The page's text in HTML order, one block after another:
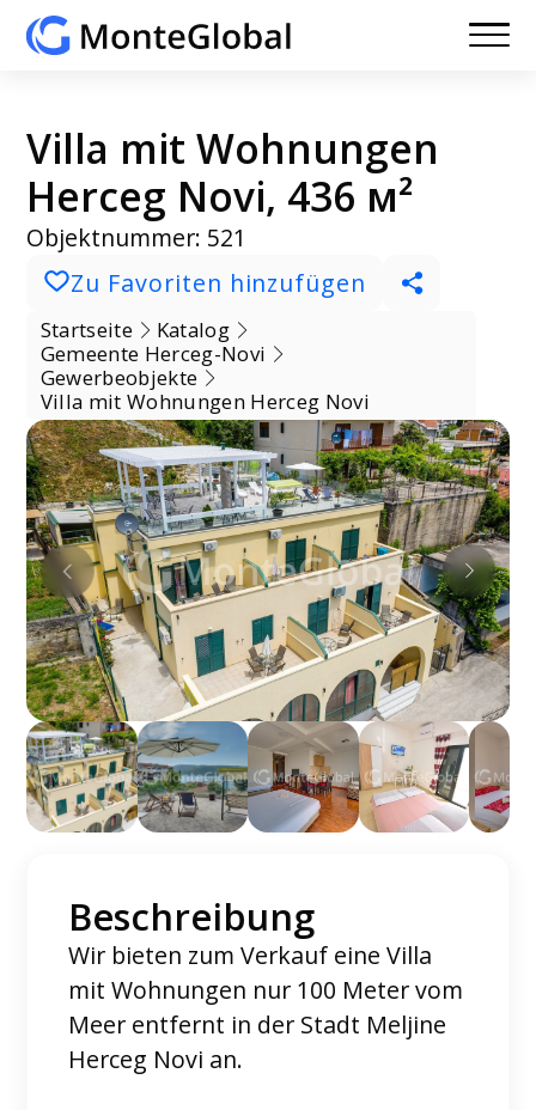
Villa mit Wohnungen
Herceg Novi, 436 м²
Objektnummer: 521
Zu Favoriten hinzufügen
Startseite
Katalog
Gemeente Herceg-Novi
Gewerbeobjekte
Villa mit Wohnungen Herceg Novi
Beschreibung
Wir bieten zum Verkauf eine Villa
mit Wohnungen nur 100 Meter vom
Meer entfernt in der Stadt Meljine
Herceg Novi an.